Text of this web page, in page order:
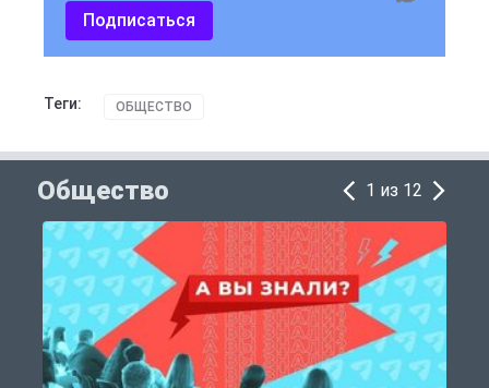
Подписаться
Теги: ОБЩЕСТВО
Общество 1 из 12